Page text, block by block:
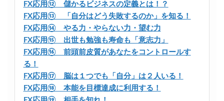
FX応用⑫ 儲かるビジネスの定義とは！？
FX応用⑬ 「自分はどう失敗するのか」を知る！
FX応用⑭ やる力・やらない力・望む力
FX応用⑮ 出世も勉強も寿命も「意志力」
FX応用⑯ 前頭前皮質があなたをコントロールす
る！
FX応用⑰ 脳は１つでも「自分」は２人いる！
FX応用⑱ 本能を目標達成に利用する！